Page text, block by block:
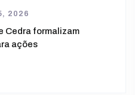
2026
Cedra formalizam
ações